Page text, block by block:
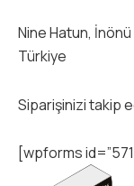
Nine Hatun,
Türkiye
Siparişinizi takip
[wpforms